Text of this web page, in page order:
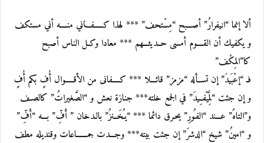
ألا إنما “انيفرارُ” أصـــبح “مِسْتحف” *** لهذا كـــــفـــاني منــــه أني مستكف
و يكفيك أن القــــوم أمسى حــديثـــهم *** معادا وكـل الناس أصبح
كا”المِكْف”
فـ “إعْبَيدَ” إن تســأله “مزمز” قائـــلا *** كــــفانى من الأقـــــوال أُفٍ بكم أُفٍ
و إن جئت “لِمَّيْفـِـيدَ” في الجمع خلته*** جنازة نعش و “الصَّغيراتُ” كالصـف
و”التاهُ” عـــند “الفـُورِ” يحـرق دائما *** “يـُخَــنزُ” بالـدخان ” أَفِّ” بـــه “أَفِّ”
و “امينُ” شيخ “الدشرَ” إن جئت بيته*** وجـــدت جمــــــاعات وقنديله مطف